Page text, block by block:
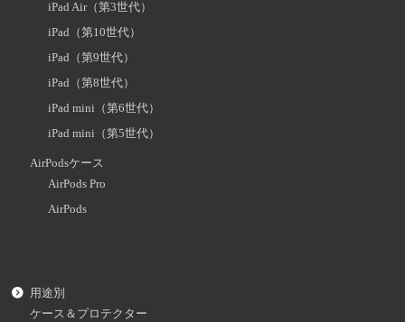
iPad Air（第3世代）
iPad（第10世代）
iPad（第9世代）
iPad（第8世代）
iPad mini（第6世代）
iPad mini（第5世代）
AirPodsケース
AirPods Pro
AirPods
用途別
ケース＆プロテクター